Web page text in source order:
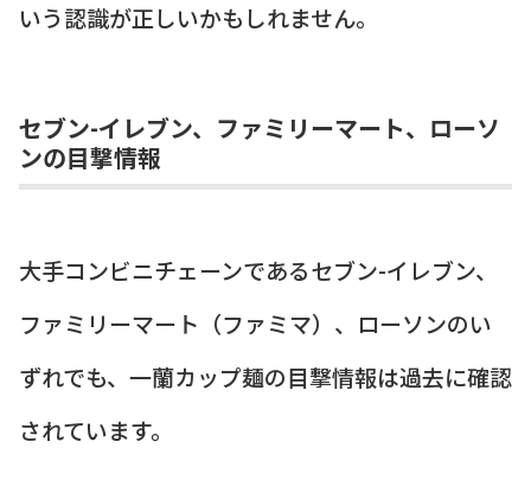
いう認識が正しいかもしれません。
セブン-イレブン、ファミリーマート、ローソ
ンの目撃情報
大手コンビニチェーンであるセブン-イレブン、
ファミリーマート（ファミマ）、ローソンのい
ずれでも、一蘭カップ麺の目撃情報は過去に確認
されています。